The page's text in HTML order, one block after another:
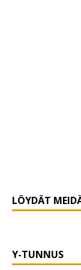
LÖYDÄT
Y-TUNNUS